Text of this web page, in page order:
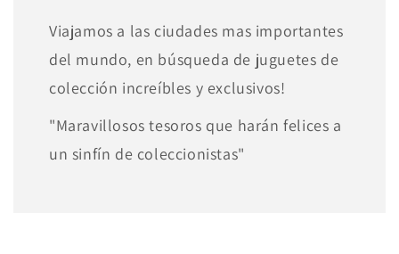
Viajamos a las ciudades mas importantes
del mundo, en búsqueda de juguetes de
colección increíbles y exclusivos!
"Maravillosos tesoros que harán felices a
un sinfín de coleccionistas"